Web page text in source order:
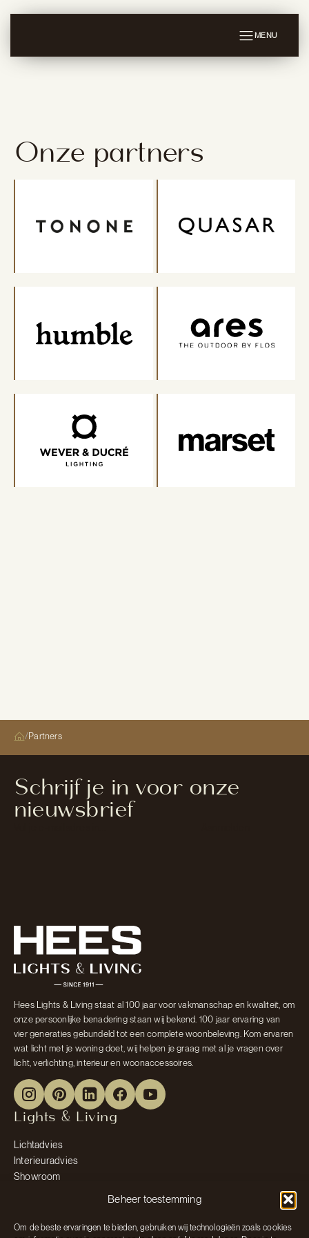
Beheer toestemming
Om de beste ervaringen te bieden, gebruiken wij technologieën zoals cookies
MENU
Onze partners
/Partners
Schrijf je in voor onze
nieuwsbrief
Hees Lights & Living staat al 100 jaar voor vakmanschap en kwaliteit, om
onze persoonlijke benadering staan wij bekend. 100 jaar ervaring van
vier generaties gebundeld tot een complete woonbeleving. Kom ervaren
wat licht met je woning doet, wij helpen je graag met al je vragen over
licht, verlichting, interieur en woonaccessoires.
Lights & Living
Lichtadvies
Interieuradvies
Showroom
Projecten & Informatie